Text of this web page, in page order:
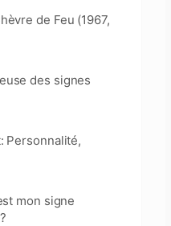
de Feu (1967,
des signes
Personnalité,
mon signe